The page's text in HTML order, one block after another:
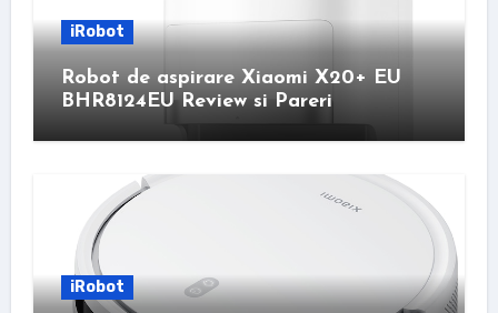
iRobot
Robot de aspirare Xiaomi X20+ EU
BHR8124EU Review si Pareri
iRobot